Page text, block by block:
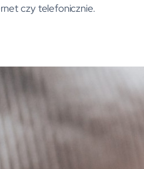
czy telefonicznie.